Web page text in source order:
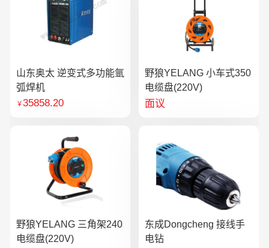
山东奥太 逆变式多功能氩
弧焊机
￥35858.20
野狼YELANG 小车式350
电缆盘(220V)
面议
野狼YELANG 三角架240
电缆盘(220V)
东成Dongcheng 接线手
电钻